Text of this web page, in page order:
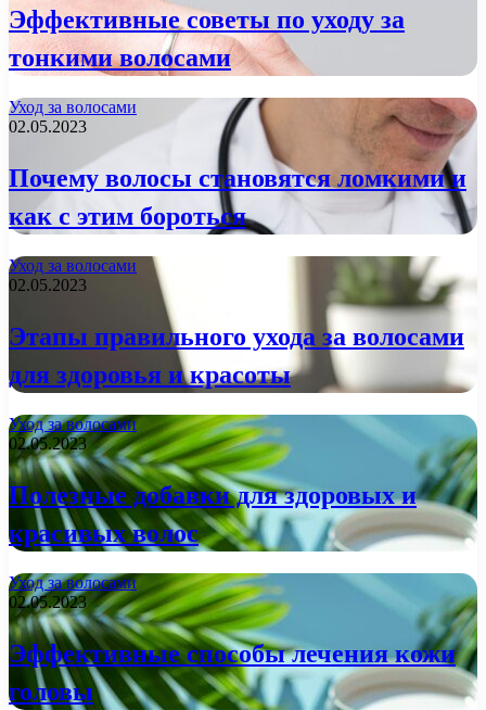
Эффективные советы по уходу за
тонкими волосами
Уход за волосами
02.05.2023
Почему волосы становятся ломкими и
как с этим бороться
Уход за волосами
02.05.2023
Этапы правильного ухода за волосами
для здоровья и красоты
Уход за волосами
02.05.2023
Полезные добавки для здоровых и
красивых волос
Уход за волосами
02.05.2023
Эффективные способы лечения кожи
головы